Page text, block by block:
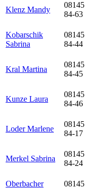
Klenz Mandy
08145
84-63
Kobarschik
Sabrina
08145
84-44
Kral Martina
08145
84-45
Kunze Laura
08145
84-46
Loder Marlene
08145
84-17
Merkel Sabrina
08145
84-24
Oberbacher
08145